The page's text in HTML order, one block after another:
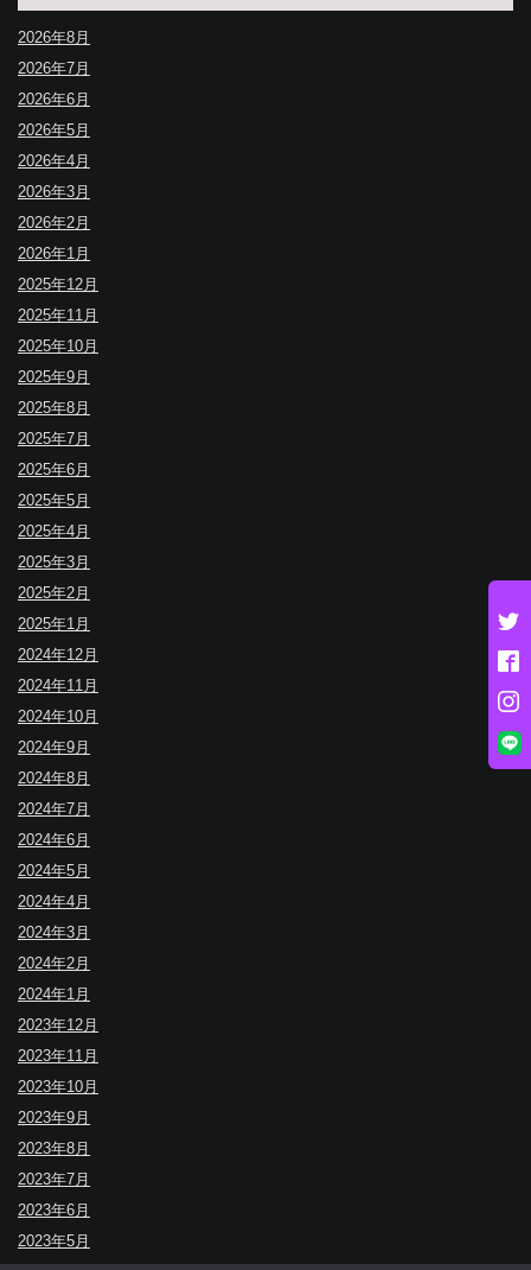
2026年8月
2026年7月
2026年6月
2026年5月
2026年4月
2026年3月
2026年2月
2026年1月
2025年12月
2025年11月
2025年10月
2025年9月
2025年8月
2025年7月
2025年6月
2025年5月
2025年4月
2025年3月
2025年2月
2025年1月
2024年12月
2024年11月
2024年10月
2024年9月
2024年8月
2024年7月
2024年6月
2024年5月
2024年4月
2024年3月
2024年2月
2024年1月
2023年12月
2023年11月
2023年10月
2023年9月
2023年8月
2023年7月
2023年6月
2023年5月